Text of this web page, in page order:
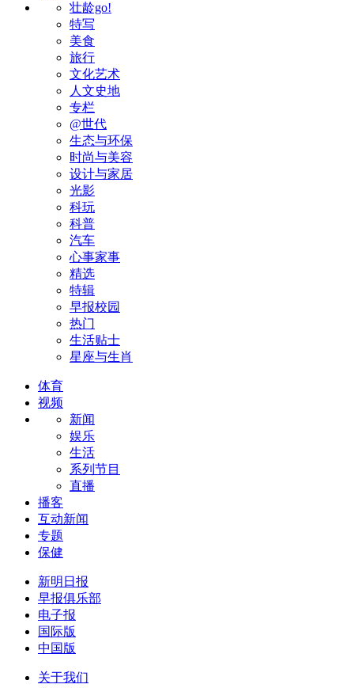
壮龄go!
特写
美食
旅行
文化艺术
人文史地
专栏
@世代
生态与环保
时尚与美容
设计与家居
光影
科玩
科普
汽车
心事家事
精选
特辑
早报校园
热门
生活贴士
星座与生肖
体育
视频
新闻
娱乐
生活
系列节目
直播
播客
互动新闻
专题
保健
新明日报
早报俱乐部
电子报
国际版
中国版
关于我们